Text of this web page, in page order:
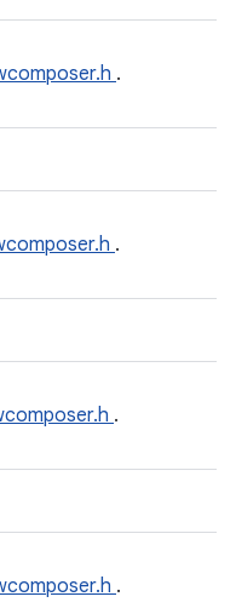
.
.
.
.